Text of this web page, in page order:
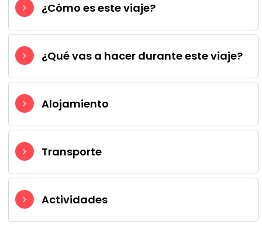
¿Cómo es este viaje?
¿Qué vas a hacer durante este viaje?
Alojamiento
Transporte
Actividades